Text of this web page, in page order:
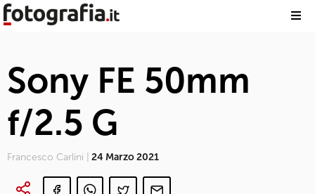
Sony FE 50mm
f/2.5 G
Francesco Carlini | 24 Marzo 2021